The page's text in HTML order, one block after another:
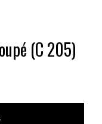
(C 205)